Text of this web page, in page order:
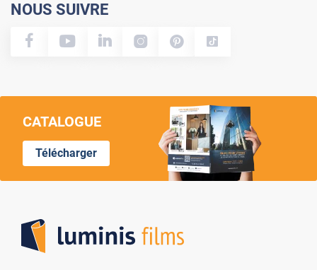
NOUS SUIVRE
CATALOGUE
Télécharger